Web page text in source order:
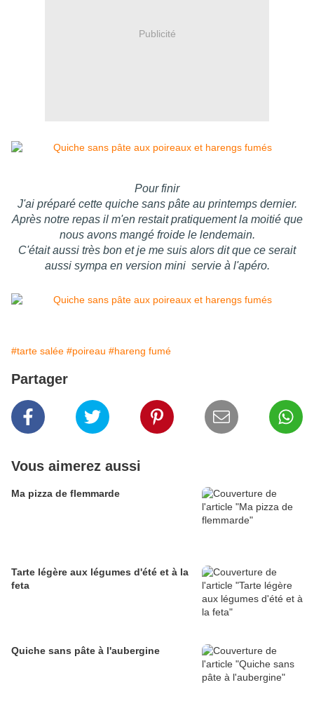
Publicité
Pour finir
J'ai préparé cette quiche sans pâte au printemps dernier.
Après notre repas il m'en restait pratiquement la moitié que
nous avons mangé froide le lendemain.
C'était aussi très bon et je me suis alors dit que ce serait
aussi sympa en version mini servie à l'apéro.
#tarte salée #poireau #hareng fumé
Partager
Vous aimerez aussi
Ma pizza de flemmarde
Tarte légère aux légumes d'été et à la
feta
Quiche sans pâte à l'aubergine